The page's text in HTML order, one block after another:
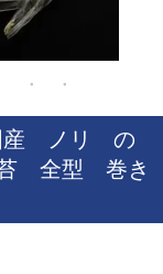
産 ノリ の
全型 巻き